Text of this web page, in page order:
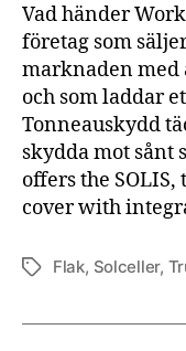
Vad händer
företag som
marknaden med
och som laddar
Tonneauskydd
skydda mot sånt
offers the
cover with
Etiketter
Flak, Solceller,